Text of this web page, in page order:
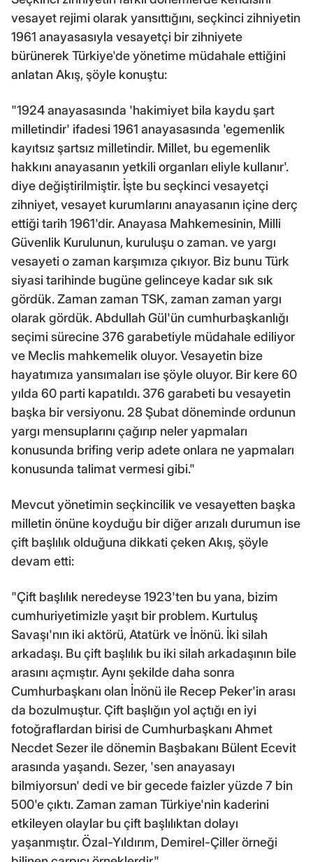
vesayet rejimi olarak yansıttığını, seçkinci zihniyetin
1961 anayasasıyla vesayetçi bir zihniyete
bürünerek Türkiye'de yönetime müdahale ettiğini
anlatan Akış, şöyle konuştu:
"1924 anayasasında 'hakimiyet bila kaydu şart
milletindir' ifadesi 1961 anayasasında 'egemenlik
kayıtsız şartsız milletindir. Millet, bu egemenlik
hakkını anayasanın yetkili organları eliyle kullanır'.
diye değiştirilmiştir. İşte bu seçkinci vesayetçi
zihniyet, vesayet kurumlarını anayasanın içine derç
ettiği tarih 1961'dir. Anayasa Mahkemesinin, Milli
Güvenlik Kurulunun, kuruluşu o zaman. ve yargı
vesayeti o zaman karşımıza çıkıyor. Biz bunu Türk
siyasi tarihinde bugüne gelinceye kadar sık sık
gördük. Zaman zaman TSK, zaman zaman yargı
olarak gördük. Abdullah Gül'ün cumhurbaşkanlığı
seçimi sürecine 376 garabetiyle müdahale ediliyor
ve Meclis mahkemelik oluyor. Vesayetin bize
hayatımıza yansımaları ise şöyle oluyor. Bir kere 60
yılda 60 parti kapatıldı. 376 garabeti bu vesayetin
başka bir versiyonu. 28 Şubat döneminde ordunun
yargı mensuplarını çağırıp neler yapmaları
konusunda brifing verip adete onlara ne yapmaları
konusunda talimat vermesi gibi."
Mevcut yönetimin seçkincilik ve vesayetten başka
milletin önüne koyduğu bir diğer arızalı durumun ise
çift başlılık olduğuna dikkati çeken Akış, şöyle
devam etti:
"Çift başlılık neredeyse 1923'ten bu yana, bizim
cumhuriyetimizle yaşıt bir problem. Kurtuluş
Savaşı'nın iki aktörü, Atatürk ve İnönü. İki silah
arkadaşı. Bu çift başlılık bu iki silah arkadaşının bile
arasını açmıştır. Aynı şekilde daha sonra
Cumhurbaşkanı olan İnönü ile Recep Peker'in arası
da bozulmuştur. Çift başlığın yol açtığı en iyi
fotoğraflardan birisi de Cumhurbaşkanı Ahmet
Necdet Sezer ile dönemin Başbakanı Bülent Ecevit
arasında yaşandı. Sezer, 'sen anayasayı
bilmiyorsun' dedi ve bir gecede faizler yüzde 7 bin
500'e çıktı. Zaman zaman Türkiye'nin kaderini
etkileyen olaylar bu çift başlılıktan dolayı
yaşanmıştır. Özal-Yıldırım, Demirel-Çiller örneği